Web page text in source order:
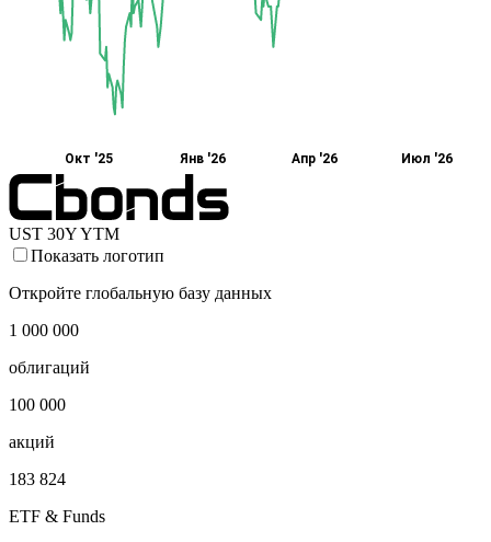
Окт '25 Янв '26 Апр '26 Июл '26
UST 30Y YTM
Показать логотип
Откройте глобальную базу данных
1 000 000
облигаций
100 000
акций
183 824
ETF & Funds